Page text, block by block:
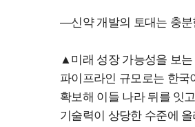
―신약 개발의 토대는 충분
▲미래 성장 가능성을 보
파이프라인 규모로는 한국
확보해 이들 나라 뒤를 잇
기술력이 상당한 수준에